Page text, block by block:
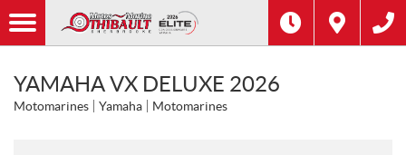
YAMAHA VX DELUXE 2026
Motomarines Yamaha Motomarines